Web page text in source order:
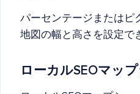
パーセンテージまたはピ
地図の幅と高さを設定で
ローカルSEOマッ